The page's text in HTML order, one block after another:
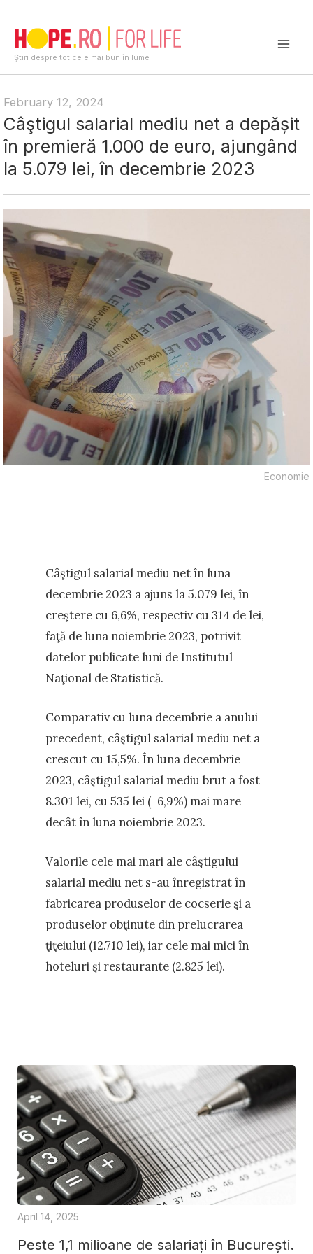
content
Știri despre tot ce e mai bun în lume
February 12, 2024
Câştigul salarial mediu net a depășit
în premieră 1.000 de euro, ajungând
la 5.079 lei, în decembrie 2023
Economie
Câştigul salarial mediu net în luna
decembrie 2023 a ajuns la 5.079 lei, în
creştere cu 6,6%, respectiv cu 314 de lei,
faţă de luna noiembrie 2023, potrivit
datelor publicate luni de Institutul
Naţional de Statistică.
Comparativ cu luna decembrie a anului
precedent, câştigul salarial mediu net a
crescut cu 15,5%. În luna decembrie
2023, câştigul salarial mediu brut a fost
8.301 lei, cu 535 lei (+6,9%) mai mare
decât în luna noiembrie 2023.
Valorile cele mai mari ale câştigului
salarial mediu net s-au înregistrat în
fabricarea produselor de cocserie şi a
produselor obţinute din prelucrarea
ţiţeiului (12.710 lei), iar cele mai mici în
hoteluri şi restaurante (2.825 lei).
Peste 1,1 milioane de salariați în București.
April 14, 2025